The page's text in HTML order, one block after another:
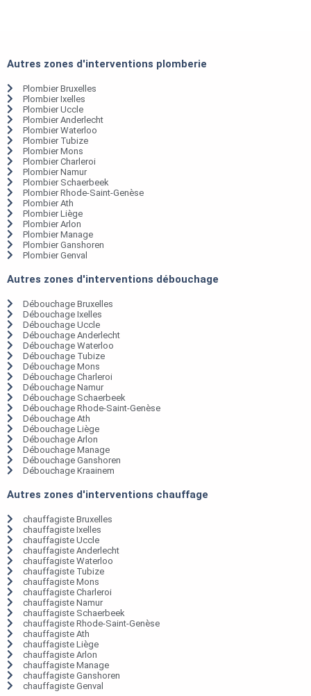
Autres zones d'interventions plomberie
Plombier Bruxelles
Plombier Ixelles
Plombier Uccle
Plombier Anderlecht
Plombier Waterloo
Plombier Tubize
Plombier Mons
Plombier Charleroi
Plombier Namur
Plombier Schaerbeek
Plombier Rhode-Saint-Genèse
Plombier Ath
Plombier Liège
Plombier Arlon
Plombier Manage
Plombier Ganshoren
Plombier Genval
Autres zones d'interventions débouchage
Débouchage Bruxelles
Débouchage Ixelles
Débouchage Uccle
Débouchage Anderlecht
Débouchage Waterloo
Débouchage Tubize
Débouchage Mons
Débouchage Charleroi
Débouchage Namur
Débouchage Schaerbeek
Débouchage Rhode-Saint-Genèse
Débouchage Ath
Débouchage Liège
Débouchage Arlon
Débouchage Manage
Débouchage Ganshoren
Débouchage Kraainem
Autres zones d'interventions chauffage
chauffagiste Bruxelles
chauffagiste Ixelles
chauffagiste Uccle
chauffagiste Anderlecht
chauffagiste Waterloo
chauffagiste Tubize
chauffagiste Mons
chauffagiste Charleroi
chauffagiste Namur
chauffagiste Schaerbeek
chauffagiste Rhode-Saint-Genèse
chauffagiste Ath
chauffagiste Liège
chauffagiste Arlon
chauffagiste Manage
chauffagiste Ganshoren
chauffagiste Genval